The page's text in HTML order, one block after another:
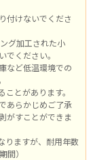
付けないでくださ
グ加工された小
ください。
など低温環境での
とがあります。
あらかじめご了承
がすことができま
りますが、耐用年数
間）